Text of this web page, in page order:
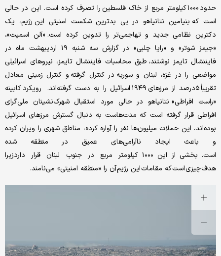
حدود ۱۰۰۰ کیلومتر مربع از خاک فلسطین را تصرف کرده است. این در حالی
است که بنیامین نتانیاهو در پی بدترین شکست امنیتی این رژیم، یک
دکترین نظامی جدید و تهاجمی‌تر را تدوین کرده است. «آلن اسمیت»،
«جیمز شوتر» و «رایا چلبی» در گزارش سه شنبه ۱۹ اردیبهشت ماه در
فایننشال تایمز نوشتند، طبق محاسبات فایننشال تایمز، نیروهای اسرائیلی
مواضعی را در غزه، لبنان و سوریه در کنترل گرفته و کنترل زمینی معادل
تقریباً ۵درصد از مرزهای ۱۹۴۹ اسرائیل را به دست گرفته‌اند. رویکرد کابینه
«راست افراطی» نتانیاهو در حالی مورد استقبال شهرک‌نشینان ملی‌گرای
افراطی قرار گرفته است که مدت‌هاست به دنبال گسترش مرزهای اسرائیل
بوده‌اند، این حملات میلیون‌ها نفر را آواره کرده، مناطق شهری را ویران کرده
و باعث ایجاد ناآرامی‌های عمیق در منطقه شده
است. بخشی از این ۱۰۰۰ کیلومتر مربع در جنوب لبنان قرار داردزیرا
هدف چیزی است که مقامات این رژیم آن را «منطقه امنیتی» می‌نامند.